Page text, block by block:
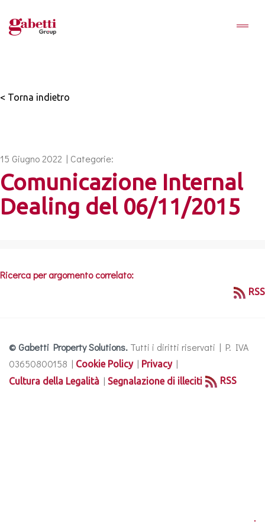
< Torna indietro
15 Giugno 2022 | Categorie:
Comunicazione Internal
Dealing del 06/11/2015
Ricerca per argomento correlato:
RSS
© Gabetti Property Solutions. Tutti i diritti riservati | P. IVA
03650800158 | Cookie Policy| Privacy|
Cultura della Legalità | Segnalazione di illeciti RSS